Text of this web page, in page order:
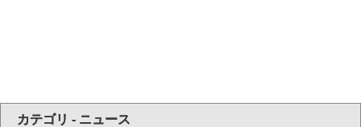
カテゴリ - ニュース